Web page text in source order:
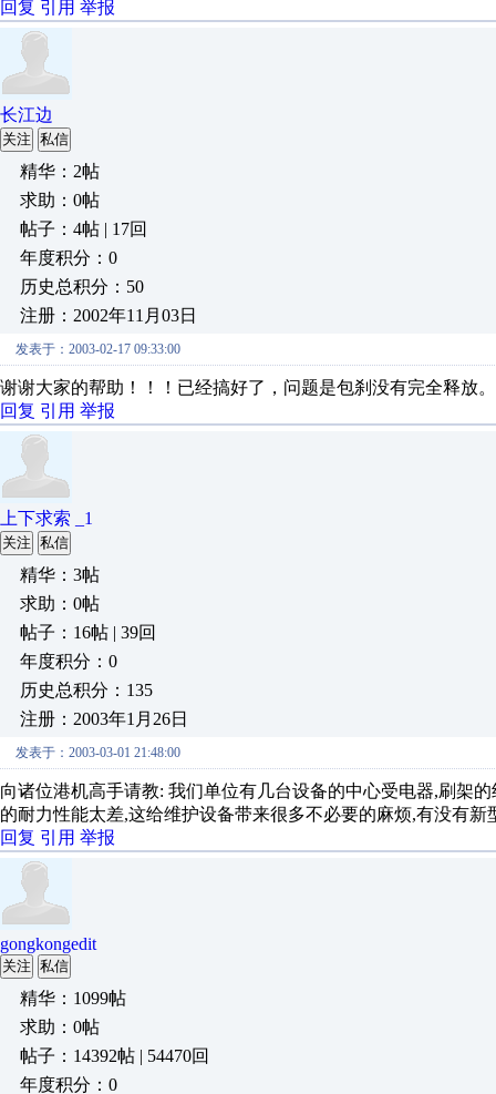
回复 引用 举报
长江边
关注 私信
精华：2帖
求助：0帖
帖子：4帖 | 17回
年度积分：0
历史总积分：50
注册：2002年11月03日
发表于：2003-02-17 09:33:00
谢谢大家的帮助！！！已经搞好了，问题是包刹没有完全释放
回复 引用 举报
上下求索 _1
关注 私信
精华：3帖
求助：0帖
帖子：16帖 | 39回
年度积分：0
历史总积分：135
注册：2003年1月26日
发表于：2003-03-01 21:48:00
向诸位港机高手请教: 我们单位有几台设备的中心受电器,刷架
的耐力性能太差,这给维护设备带来很多不必要的麻烦,有没有新
回复 引用 举报
gongkongedit
关注 私信
精华：1099帖
求助：0帖
帖子：14392帖 | 54470回
年度积分：0